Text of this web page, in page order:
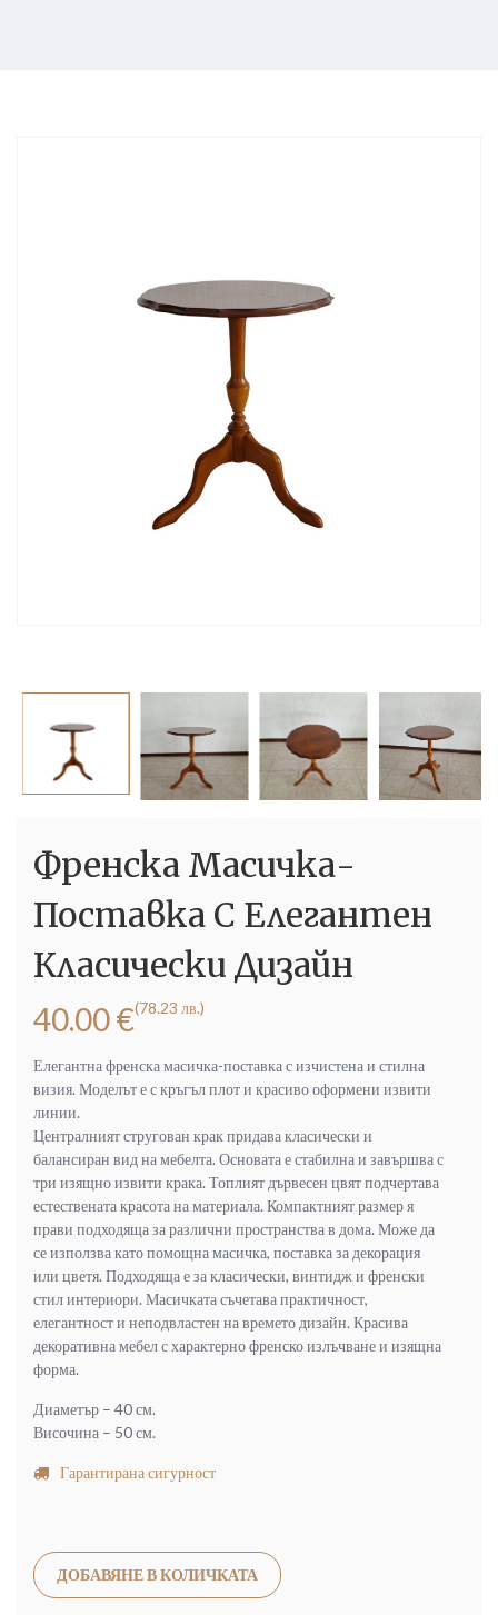
Френска Масичка-
Поставка С Елегантен
Класически Дизайн
40.00€(78.23 лв.)
Елегантна френска масичка-поставка с изчистена и стилна
визия. Моделът е с кръгъл плот и красиво оформени извити
линии.
Централният стругован крак придава класически и
балансиран вид на мебелта. Основата е стабилна и завършва с
три изящно извити крака. Топлият дървесен цвят подчертава
естествената красота на материала. Компактният размер я
прави подходяща за различни пространства в дома. Може да
се използва като помощна масичка, поставка за декорация
или цветя. Подходяща е за класически, винтидж и френски
стил интериори. Масичката съчетава практичност,
елегантност и неподвластен на времето дизайн. Красива
декоративна мебел с характерно френско излъчване и изящна
форма.
Диаметър – 40 см.
Височина – 50 см.
Гарантирана сигурност
ДОБАВЯНЕ В КОЛИЧКАТА